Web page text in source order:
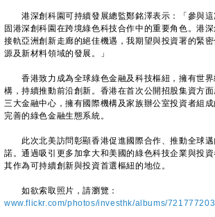
港深創科園可持續發展總監鄭銘澤表示：「參與這
固港深創科園在跨境綠色科技合作中的重要角色。港
接軌亞洲創新走廊的絕佳機遇，我期望與投資署的緊
源及新材料領域的發展。」
香港致力成為全球綠色金融及科技樞紐，擁有世界
構，持續推動前沿創新。香港在首次公開招股集資方
三大金融中心，擁有國際機構及家族辦公室投資者組
完善的綠色金融生態系統。
此次北美訪問彰顯香港促進國際合作、推動全球邁
諾。通過吸引更多加拿大和美國的綠色科技企業與投
其作為可持續創新與投資首選樞紐的地位。
如欲索取照片，請瀏覽：
www.flickr.com/photos/investhk/albums/